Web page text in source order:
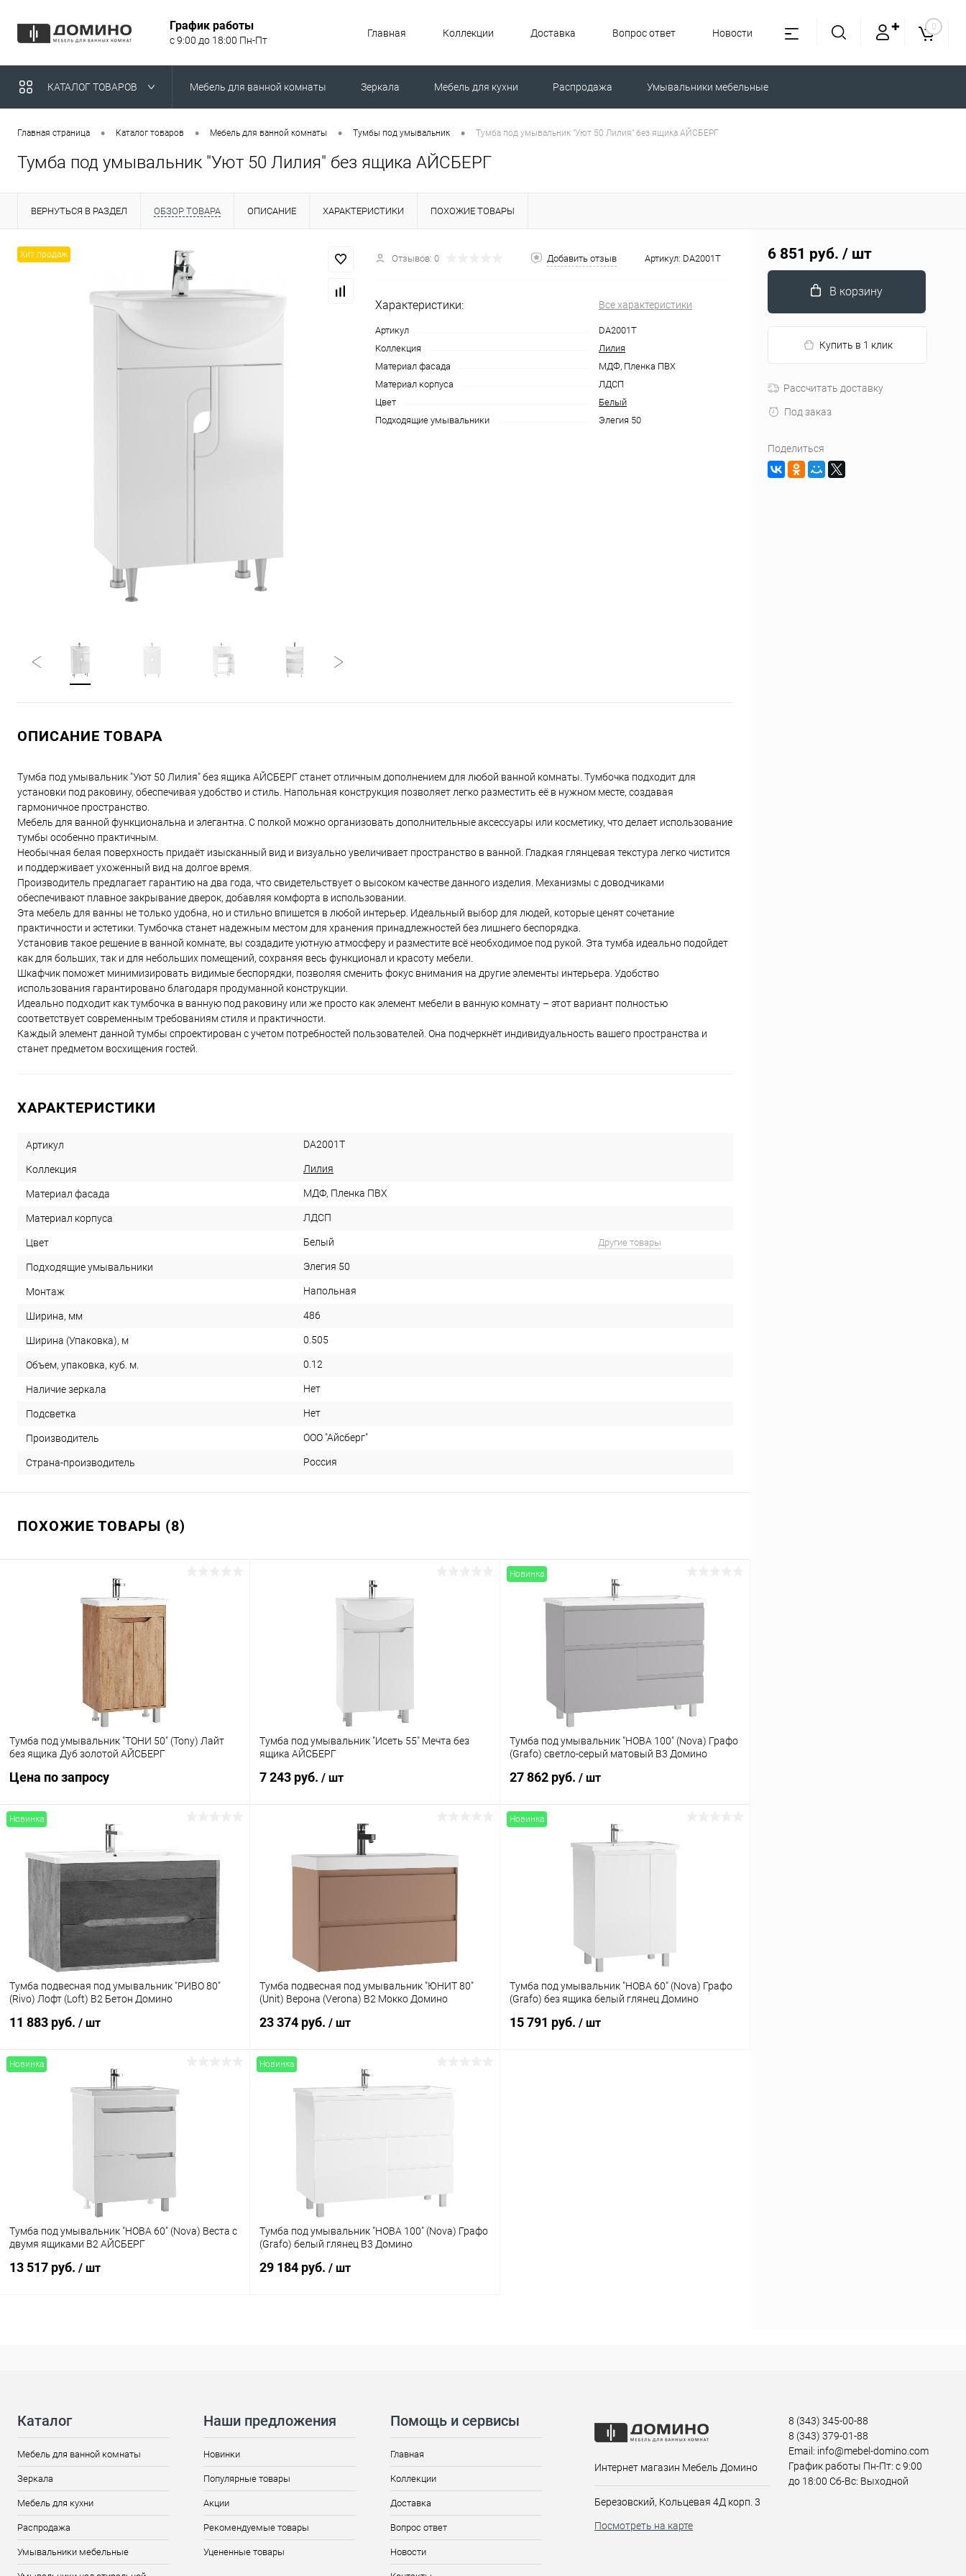
График работы
с 9:00 до 18:00 Пн-Пт
Главная Коллекции Доставка Вопрос ответ Новости
✚ 0
КАТАЛОГ ТОВАРОВ Мебель для ванной комнаты Зеркала Мебель для кухни Распродажа Умывальники мебельные
Умывальники над стиральной машиной Унитазы
Главная страница • Каталог товаров • Мебель для ванной комнаты • Тумбы под умывальник • Тумба под умывальник "Уют 50 Лилия" без ящика АЙСБЕРГ
Тумба под умывальник "Уют 50 Лилия" без ящика АЙСБЕРГ
ВЕРНУТЬСЯ В РАЗДЕЛ ОБЗОР ТОВАРА ОПИСАНИЕ ХАРАКТЕРИСТИКИ ПОХОЖИЕ ТОВАРЫ
Хит продаж Отзывов: 0 Добавить отзыв Артикул: DA2001T
Характеристики: Все характеристики
Артикул
DA2001T
Коллекция
Лилия
Материал фасада
МДФ, Пленка ПВХ
Материал корпуса
ЛДСП
Цвет
Белый
Подходящие умывальники
Элегия 50
ОПИСАНИЕ ТОВАРА
Тумба под умывальник "Уют 50 Лилия" без ящика АЙСБЕРГ станет отличным дополнением для любой ванной комнаты. Тумбочка подходит для
установки под раковину, обеспечивая удобство и стиль. Напольная конструкция позволяет легко разместить её в нужном месте, создавая
гармоничное пространство.
Мебель для ванной функциональна и элегантна. С полкой можно организовать дополнительные аксессуары или косметику, что делает использование
тумбы особенно практичным.
Необычная белая поверхность придаёт изысканный вид и визуально увеличивает пространство в ванной. Гладкая глянцевая текстура легко чистится
и поддерживает ухоженный вид на долгое время.
Производитель предлагает гарантию на два года, что свидетельствует о высоком качестве данного изделия. Механизмы с доводчиками
обеспечивают плавное закрывание дверок, добавляя комфорта в использовании.
Эта мебель для ванны не только удобна, но и стильно впишется в любой интерьер. Идеальный выбор для людей, которые ценят сочетание
практичности и эстетики. Тумбочка станет надежным местом для хранения принадлежностей без лишнего беспорядка.
Установив такое решение в ванной комнате, вы создадите уютную атмосферу и разместите всё необходимое под рукой. Эта тумба идеально подойдет
как для больших, так и для небольших помещений, сохраняя весь функционал и красоту мебели.
Шкафчик поможет минимизировать видимые беспорядки, позволяя сменить фокус внимания на другие элементы интерьера. Удобство
использования гарантировано благодаря продуманной конструкции.
Идеально подходит как тумбочка в ванную под раковину или же просто как элемент мебели в ванную комнату – этот вариант полностью
соответствует современным требованиям стиля и практичности.
Каждый элемент данной тумбы спроектирован с учетом потребностей пользователей. Она подчеркнёт индивидуальность вашего пространства и
станет предметом восхищения гостей.
ХАРАКТЕРИСТИКИ
Артикул DA2001T
Коллекция Лилия
Материал фасада МДФ, Пленка ПВХ
Материал корпуса ЛДСП
Цвет Белый Другие товары
Подходящие умывальники Элегия 50
Монтаж Напольная
Ширина, мм 486
Ширина (Упаковка), м 0.505
Объем, упаковка, куб. м. 0.12
Наличие зеркала Нет
Подсветка Нет
Производитель ООО "Айсберг"
Страна-производитель Россия
ПОХОЖИЕ ТОВАРЫ (8)
Тумба под умывальник "ТОНИ 50" (Tony) Лайт
без ящика Дуб золотой АЙСБЕРГ
Цена по запросу
Тумба под умывальник "Исеть 55" Мечта без
ящика АЙСБЕРГ
7 243 руб. / шт
Новинка
Тумба под умывальник "НОВА 100" (Nova) Графо
(Grafo) светло-серый матовый В3 Домино
27 862 руб. / шт
Новинка
Тумба подвесная под умывальник "РИВО 80"
(Rivo) Лофт (Loft) В2 Бетон Домино
11 883 руб. / шт
Тумба подвесная под умывальник "ЮНИТ 80"
(Unit) Верона (Verona) В2 Мокко Домино
23 374 руб. / шт
Новинка
Тумба под умывальник "НОВА 60" (Nova) Графо
(Grafo) без ящика белый глянец Домино
15 791 руб. / шт
Новинка
Тумба под умывальник "НОВА 60" (Nova) Веста с
двумя ящиками В2 АЙСБЕРГ
13 517 руб. / шт
Новинка
Тумба под умывальник "НОВА 100" (Nova) Графо
(Grafo) белый глянец В3 Домино
29 184 руб. / шт
6 851 руб. / шт
В корзину
Купить в 1 клик
Рассчитать доставку
Под заказ
Поделиться
Каталог
Мебель для ванной комнаты
Зеркала
Мебель для кухни
Распродажа
Умывальники мебельные
Наши предложения
Новинки
Популярные товары
Акции
Рекомендуемые товары
Уцененные товары
Помощь и сервисы
Главная
Коллекции
Доставка
Вопрос ответ
Новости
Интернет магазин Мебель Домино
Березовский, Кольцевая 4Д корп. 3
Посмотреть на карте
8 (343) 345-00-88
8 (343) 379-01-88
Email: info@mebel-domino.com
График работы Пн-Пт: с 9:00
до 18:00 Сб-Вс: Выходной